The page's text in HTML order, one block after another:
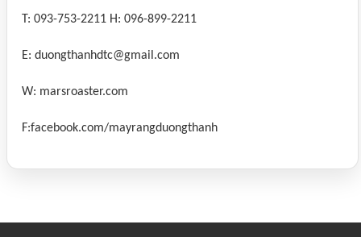
T: 093-753-2211 H: 096-899-2211
E: duongthanhdtc@gmail.com
W: marsroaster.com
F:facebook.com/mayrangduongthanh